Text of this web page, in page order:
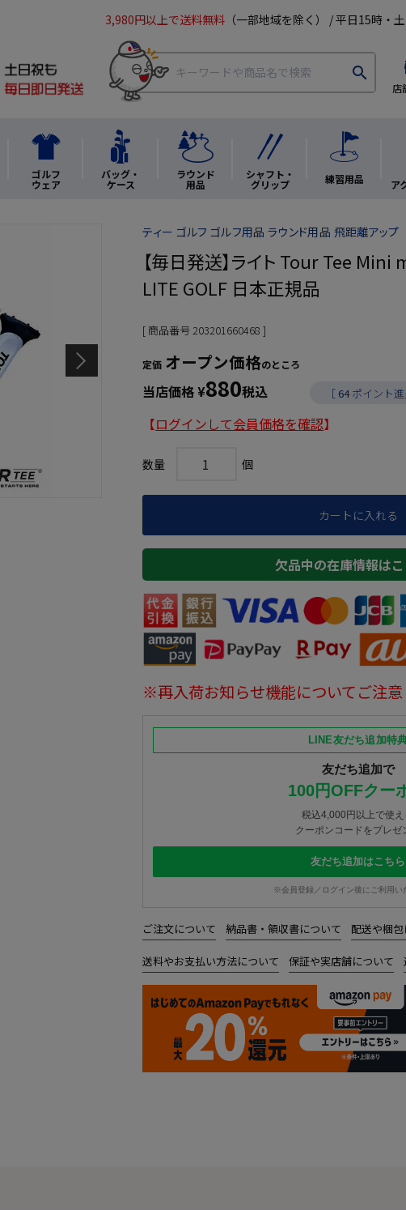
3,980円以上で送料無料 （一部地域を除く） / 平日15時・
search
店
ゴルフ
ウェア
バッグ・
ケース
ラウンド
用品
シャフト・
グリップ 練習用品 ア
ティー ゴルフ ゴルフ用品 ラウンド用品 飛距離アップ
【毎日発送】ライト Tour Tee
LITE GOLF 日本正規品
商品番号203201660468
定価 オープン価格のところ
当店価格¥880税込 ［ 64 ポイント進
【ログインして会員価格を確認】
カートに入れる
欠品中の在庫情報は
※再入荷お知らせ機能についてご注意
LINE友だち追加特
友だち追加で
100円OFFクー
税込4,000円以上で使え
クーポンコードをプレゼ
友だち追加はこちら
※会員登録／ログイン後にご利用い
ご注文について 納品書・領収書について 配送や梱
送料やお支払い方法について 保証や実店舗について